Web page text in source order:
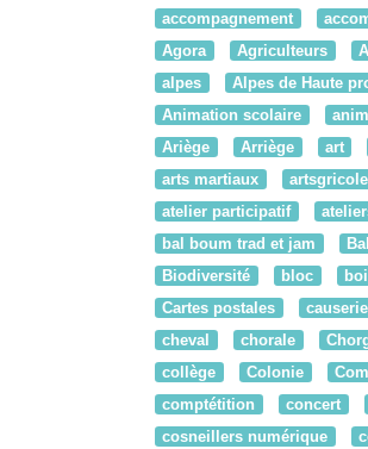
accompagnement
Agora
Agriculteurs
alpes
Alpes de Haute
Animation scolaire
Ariège
Arriège art
arts martiaux
atelier participatif
bal boum trad et jam
Biodiversité
bloc
Cartes postales
cheval
chorale
collège
Colonie
comptétition
concert
cosneillers numérique